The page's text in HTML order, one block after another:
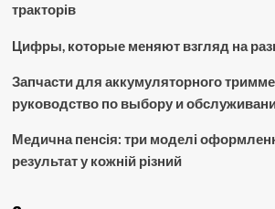
тракторів
Цифры, которые меняют взгляд на
Запчасти для аккумуляторного
руководство по выбору и
Медична пенсія: три моделі
результат у кожній різний